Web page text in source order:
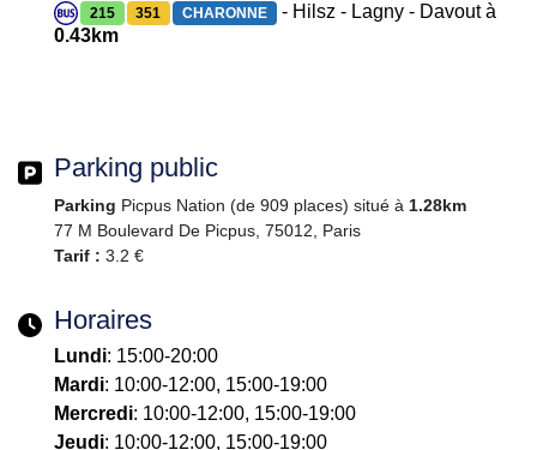
215 351 CHARONNE - Hilsz - Lagny - Davout à
0.43km
Parking public
Parking Picpus Nation (de 909 places) situé à 1.28km
77 M Boulevard De Picpus, 75012, Paris
Tarif : 3.2 €
Horaires
Lundi: 15:00-20:00
Mardi: 10:00-12:00, 15:00-19:00
Mercredi: 10:00-12:00, 15:00-19:00
Jeudi: 10:00-12:00, 15:00-19:00